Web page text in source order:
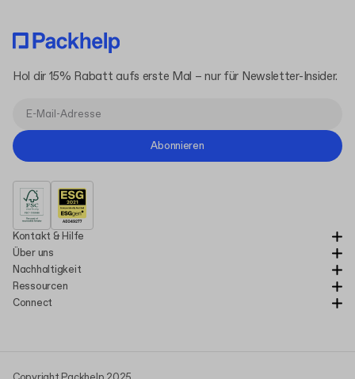
Kontakt & Hilfe
Über uns
Nachhaltigkeit
Ressourcen
Connect
Hol dir 15% Rabatt aufs erste Mal – nur für Newsletter-Insider.
Abonnieren